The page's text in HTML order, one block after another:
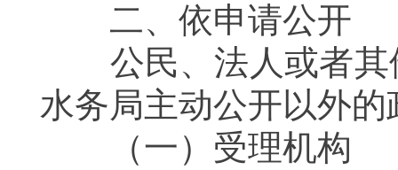
二、依申请公开
公民、法人或者其
水务局主动公开以外的
（一）受理机构